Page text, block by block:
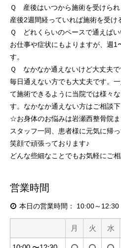
Ｑ 産後はいつから施術を受けられ
産後2週間経っていれば施術を受け
Ｑ どれくらいのペースで通えばい
お仕事や症状にもよりますが、週
す。
Ｑ なかなか通えないけど大丈夫で
毎日通えない方でも大丈夫です。
て施術できるように当院では様々
す。なかなか通えない方はご相談下
☆お身体のお悩みは岩瀬西整骨院
スタッフ一同、患者様に元気に帰
笑顔で頑張っております♪
どんな些細なことでもお気軽にご相
営業時間
本日の営業時間： 10:00～12:30
月 火 水